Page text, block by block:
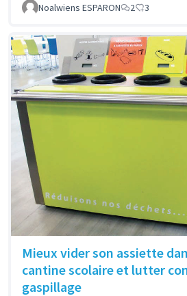
Noalwiens ESPARON 2 3
Mieux vider son assiette
cantine scolaire et lutter
gaspillage